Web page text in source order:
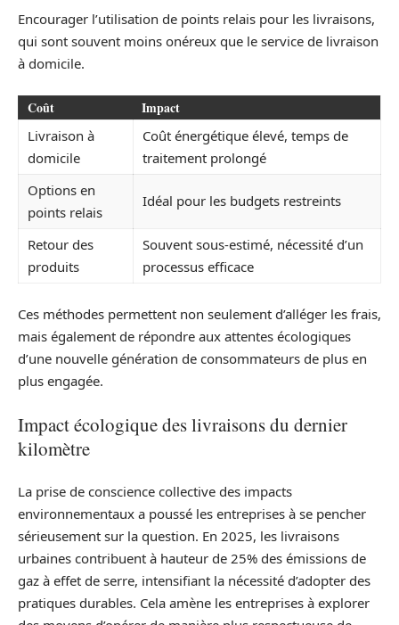
Encourager l’utilisation de points relais pour les livraisons,
qui sont souvent moins onéreux que le service de livraison
à domicile.
Coût Impact
Livraison à
domicile
Coût énergétique élevé, temps de
traitement prolongé
Options en
points relais
Idéal pour les budgets restreints
Retour des
produits
Souvent sous-estimé, nécessité d’un
processus efficace
Ces méthodes permettent non seulement d’alléger les frais,
mais également de répondre aux attentes écologiques
d’une nouvelle génération de consommateurs de plus en
plus engagée.
Impact écologique des livraisons du dernier
kilomètre
La prise de conscience collective des impacts
environnementaux a poussé les entreprises à se pencher
sérieusement sur la question. En 2025, les livraisons
urbaines contribuent à hauteur de 25% des émissions de
gaz à effet de serre, intensifiant la nécessité d’adopter des
pratiques durables. Cela amène les entreprises à explorer